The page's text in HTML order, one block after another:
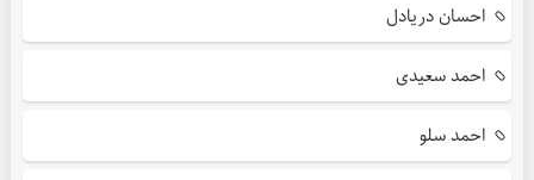
احسان دریادل
احمد سعیدی
احمد سلو